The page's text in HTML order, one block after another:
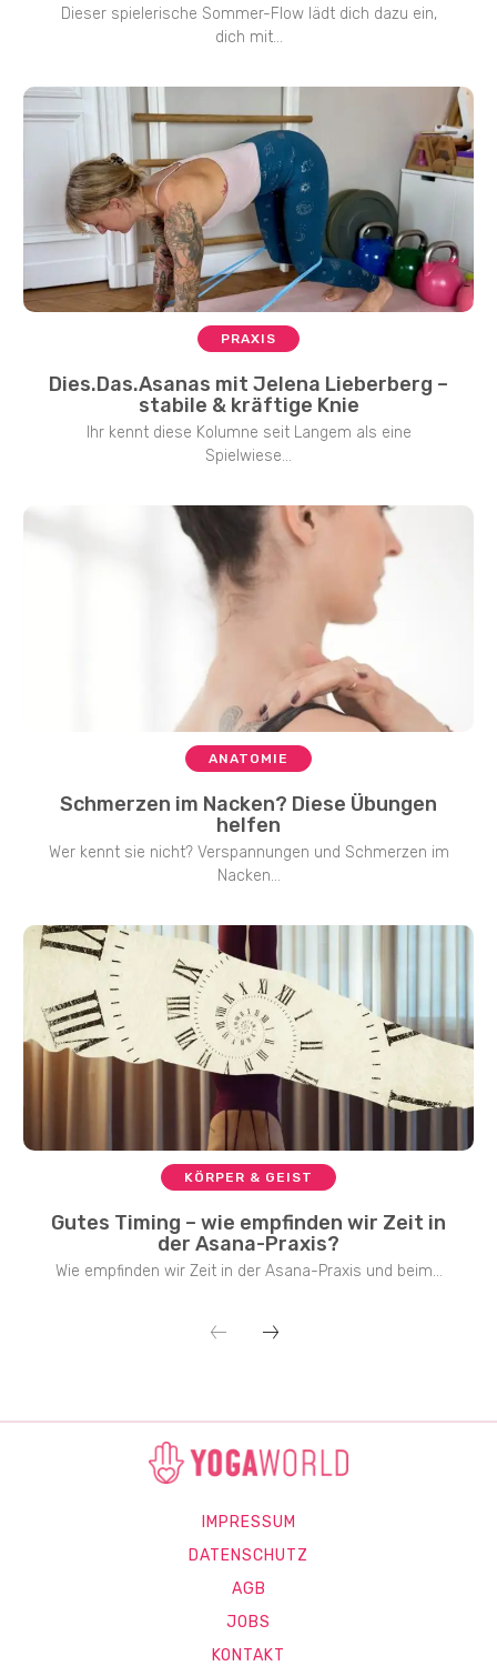
Dieser spielerische Sommer-Flow lädt dich dazu ein,
dich mit...
PRAXIS
Dies.Das.Asanas mit Jelena Lieberberg –
stabile & kräftige Knie
Ihr kennt diese Kolumne seit Langem als eine
Spielwiese...
ANATOMIE
Schmerzen im Nacken? Diese Übungen
helfen
Wer kennt sie nicht? Verspannungen und Schmerzen im
Nacken...
KÖRPER & GEIST
Gutes Timing – wie empfinden wir Zeit in
der Asana-Praxis?
Wie empfinden wir Zeit in der Asana-Praxis und beim...
IMPRESSUM
DATENSCHUTZ
AGB
JOBS
KONTAKT